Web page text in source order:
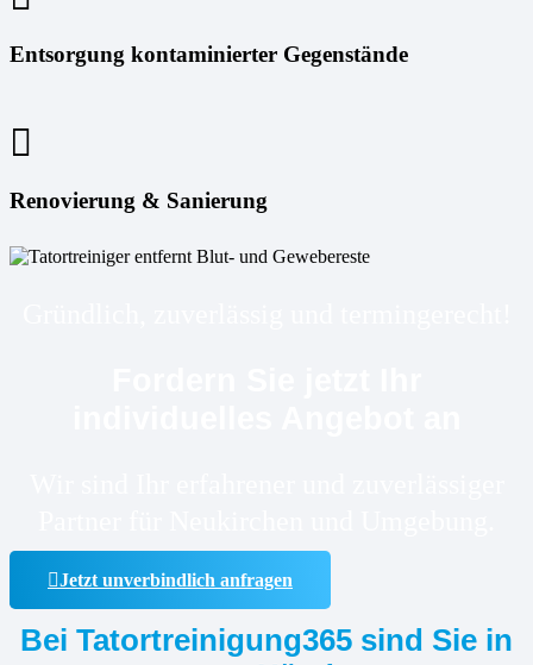
Entsorgung kontaminierter Gegenstände
Renovierung & Sanierung
Jetzt unverbindlich anfragen
Bei Tatortreinigung365 sind Sie in